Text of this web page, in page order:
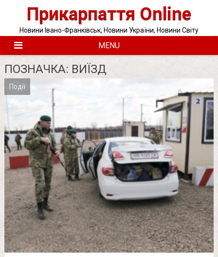
Прикарпаття Online
Новини Івано-Франківськ, Новини України, Новини Світу
MENU
ПОЗНАЧКА: ВИЇЗД
Події
Posts
pagination